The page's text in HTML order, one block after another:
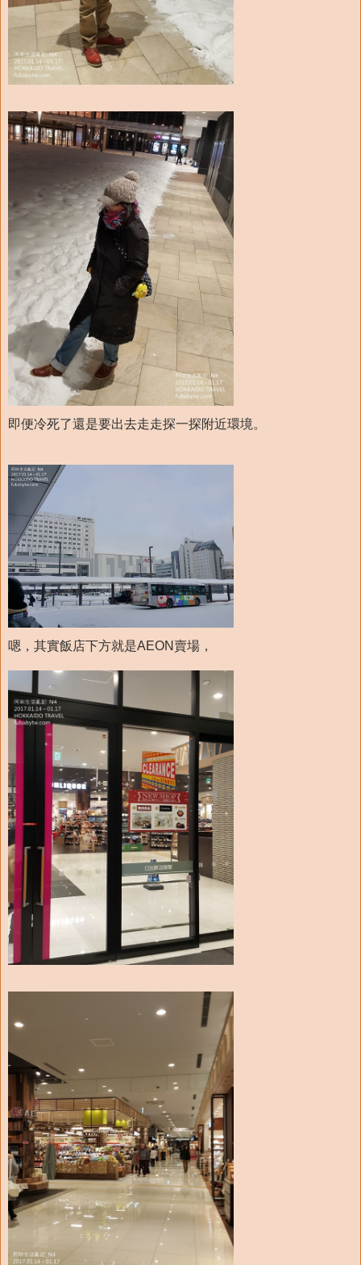
即便冷死了還是要出去走走探一探附近環境。
嗯，其實飯店下方就是AEON賣場，